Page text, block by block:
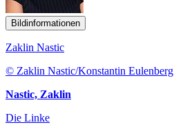
Bildinformationen
Zaklin Nastic
© Zaklin Nastic/Konstantin Eulenberg
Nastic, Zaklin
Die Linke